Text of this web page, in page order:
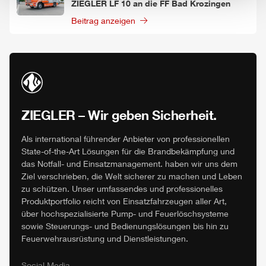
ZIEGLER LF 10 an die FF Bad Krozingen
Beitrag anzeigen
ZIEGLER – Wir geben Sicherheit.
Als international führender Anbieter von professionellen
State-of-the-Art Lösungen für die Brandbekämpfung und
das Notfall- und Einsatzmanagement. haben wir uns dem
Ziel verschrieben, die Welt sicherer zu machen und Leben
zu schützen. Unser umfassendes und professionelles
Produktportfolio reicht von Einsatzfahrzeugen aller Art,
über hochspezialisierte Pump- und Feuerlöschsysteme
sowie Steuerungs- und Bedienungslösungen bis hin zu
Feuerwehrausrüstung und Dienstleistungen.